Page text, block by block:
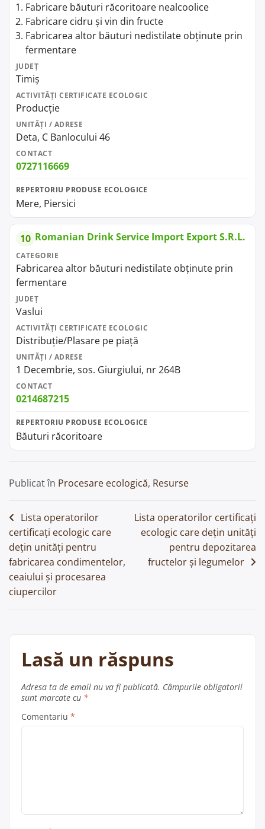
Fabricare băuturi răcoritoare nealcoolice
Fabricare cidru și vin din fructe
Fabricarea altor băuturi nedistilate obținute prin
fermentare
JUDEȚ
Timiș
ACTIVITĂȚI CERTIFICATE ECOLOGIC
Producție
UNITĂȚI / ADRESE
Deta, C Banlocului 46
CONTACT
0727116669
REPERTORIU PRODUSE ECOLOGICE
Mere, Piersici
10 Romanian Drink Service Import Export S.R.L.
CATEGORIE
Fabricarea altor băuturi nedistilate obținute prin
fermentare
JUDEȚ
Vaslui
ACTIVITĂȚI CERTIFICATE ECOLOGIC
Distribuție/Plasare pe piață
UNITĂȚI / ADRESE
1 Decembrie, sos. Giurgiului, nr 264B
CONTACT
0214687215
REPERTORIU PRODUSE ECOLOGICE
Băuturi răcoritoare
Publicat în Procesare ecologică, Resurse
Navigare
în
articole
Lista operatorilor
certificați ecologic care
dețin unități pentru
fabricarea condimentelor,
ceaiului și procesarea
ciupercilor
Lista operatorilor certificați
ecologic care dețin unități
pentru depozitarea
fructelor și legumelor
Lasă un răspuns
Adresa ta de email nu va fi publicată. Câmpurile obligatorii
sunt marcate cu *
Comentariu *